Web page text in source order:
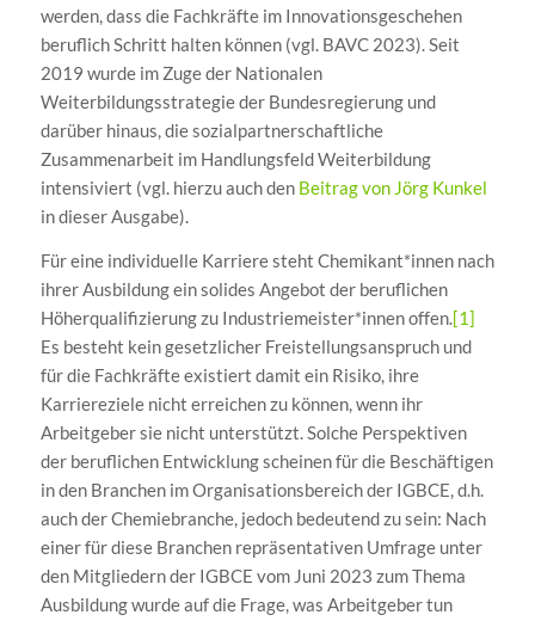
werden, dass die Fachkräfte im Innovationsgeschehen
beruflich Schritt halten können (vgl. BAVC 2023). Seit
2019 wurde im Zuge der Nationalen
Weiterbildungsstrategie der Bundesregierung und
darüber hinaus, die sozialpartnerschaftliche
Zusammenarbeit im Handlungsfeld Weiterbildung
intensiviert (vgl. hierzu auch den Beitrag von Jörg Kunkel
in dieser Ausgabe).
Für eine individuelle Karriere steht Chemikant*innen nach
ihrer Ausbildung ein solides Angebot der beruflichen
Höherqualifizierung zu Industriemeister*innen offen.[1]
Es besteht kein gesetzlicher Freistellungsanspruch und
für die Fachkräfte existiert damit ein Risiko, ihre
Karriereziele nicht erreichen zu können, wenn ihr
Arbeitgeber sie nicht unterstützt. Solche Perspektiven
der beruflichen Entwicklung scheinen für die Beschäftigen
in den Branchen im Organisationsbereich der IGBCE, d.h.
auch der Chemiebranche, jedoch bedeutend zu sein: Nach
einer für diese Branchen repräsentativen Umfrage unter
den Mitgliedern der IGBCE vom Juni 2023 zum Thema
Ausbildung wurde auf die Frage, was Arbeitgeber tun